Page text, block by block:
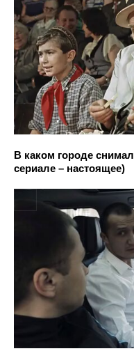
В каком городе
сериале – настоящее)